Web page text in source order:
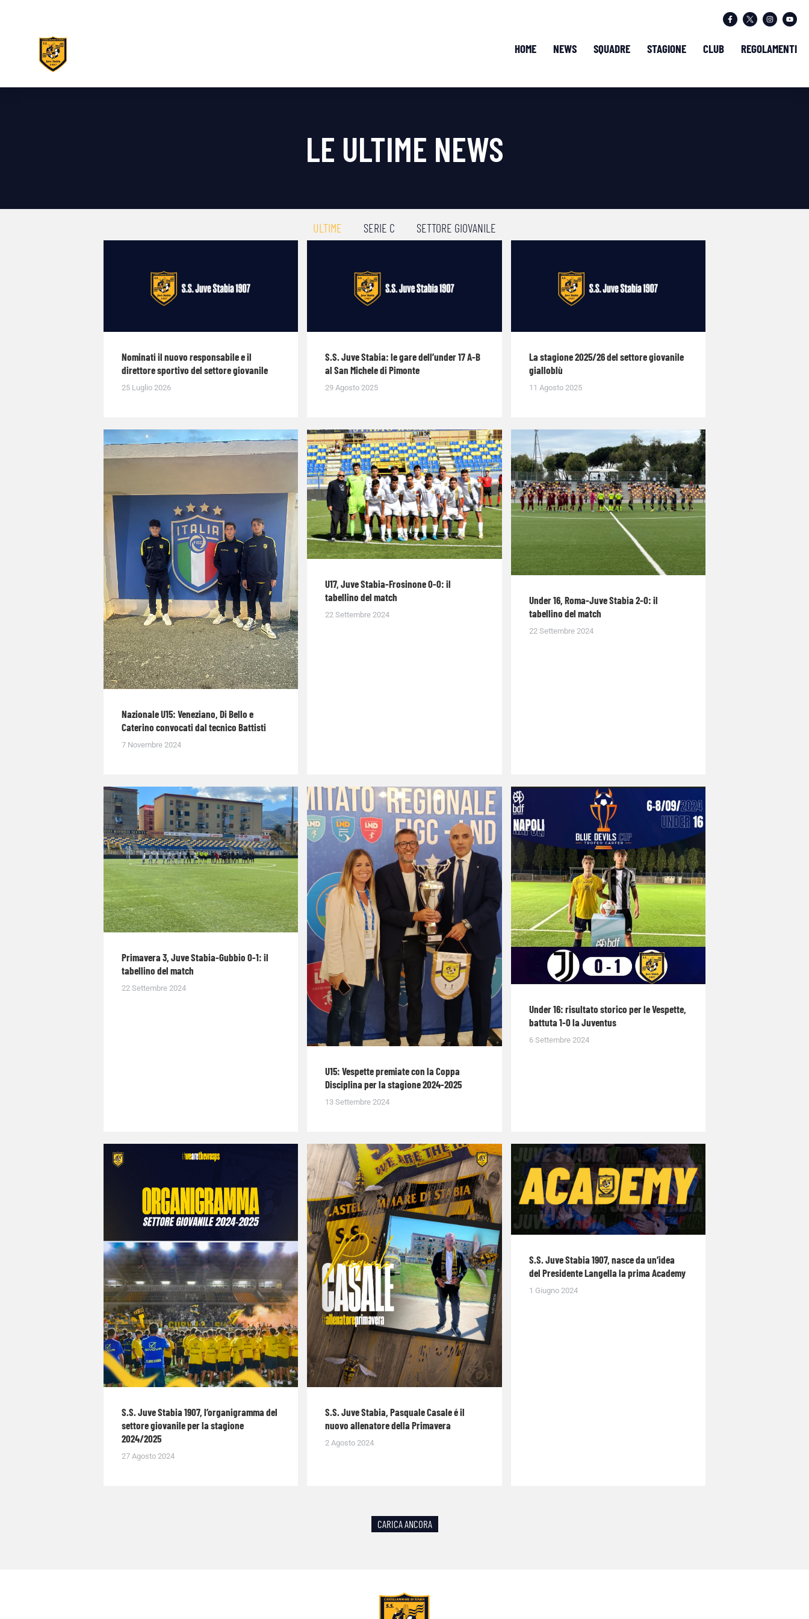
HOME NEWS SQUADRE STAGIONE CLUB REGOLAMENTI
LE ULTIME NEWS
ULTIME SERIE C SETTORE GIOVANILE
Nominati il nuovo responsabile e il
direttore sportivo del settore giovanile
25 Luglio 2026
S.S. Juve Stabia: le gare dell’under 17 A-B
al San Michele di Pimonte
29 Agosto 2025
La stagione 2025/26 del settore giovanile
gialloblù
11 Agosto 2025
Nazionale U15: Veneziano, Di Bello e
Caterino convocati dal tecnico Battisti
7 Novembre 2024
U17, Juve Stabia-Frosinone 0-0: il
tabellino del match
22 Settembre 2024
Under 16, Roma-Juve Stabia 2-0: il
tabellino del match
22 Settembre 2024
Primavera 3, Juve Stabia-Gubbio 0-1: il
tabellino del match
22 Settembre 2024
U15: Vespette premiate con la Coppa
Disciplina per la stagione 2024-2025
13 Settembre 2024
Under 16: risultato storico per le Vespette,
battuta 1-0 la Juventus
6 Settembre 2024
S.S. Juve Stabia 1907, l’organigramma del
settore giovanile per la stagione
2024/2025
27 Agosto 2024
S.S. Juve Stabia, Pasquale Casale é il
nuovo allenatore della Primavera
2 Agosto 2024
S.S. Juve Stabia 1907, nasce da un’idea
del Presidente Langella la prima Academy
1 Giugno 2024
CARICA ANCORA